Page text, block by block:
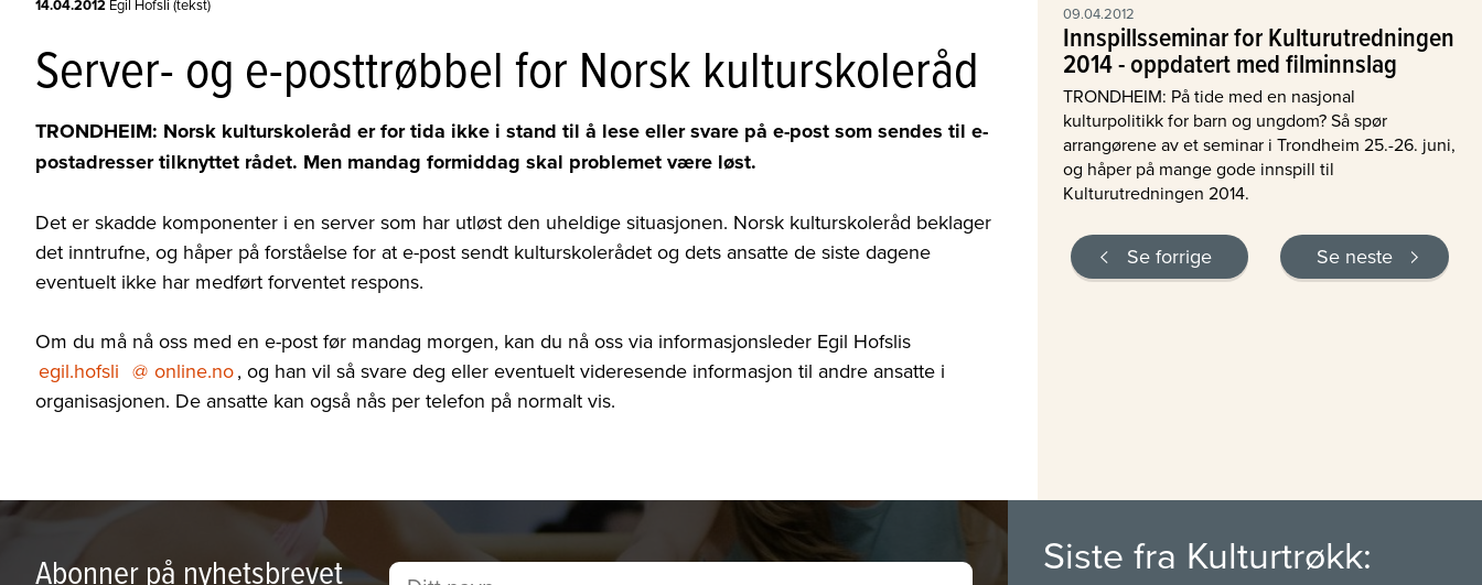
14.04.2012 Egil Hofsli (tekst)
Server- og e-posttrøbbel for Norsk kulturskoleråd
TRONDHEIM: Norsk kulturskoleråd er for tida ikke i stand til å lese eller svare på e-post som sendes til e-
postadresser tilknyttet rådet. Men mandag formiddag skal problemet være løst.
Det er skadde komponenter i en server som har utløst den uheldige situasjonen. Norsk kulturskoleråd beklager
det inntrufne, og håper på forståelse for at e-post sendt kulturskolerådet og dets ansatte de siste dagene
eventuelt ikke har medført forventet respons.
Om du må nå oss med en e-post før mandag morgen, kan du nå oss via informasjonsleder Egil Hofslis
egil.hofsli @ online.no, og han vil så svare deg eller eventuelt videresende informasjon til andre ansatte i
organisasjonen. De ansatte kan også nås per telefon på normalt vis.
09.04.2012
Innspillsseminar for Kulturutredningen
2014 - oppdatert med filminnslag
TRONDHEIM: På tide med en nasjonal
kulturpolitikk for barn og ungdom? Så spør
arrangørene av et seminar i Trondheim 25.-26. juni,
og håper på mange gode innspill til
Kulturutredningen 2014.
Se forrige Se neste
Abonner på nyhetsbrevet Siste fra Kulturtrøkk: